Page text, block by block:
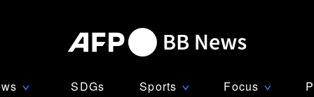
∨ SDGs Sports ∨ Focus ∨